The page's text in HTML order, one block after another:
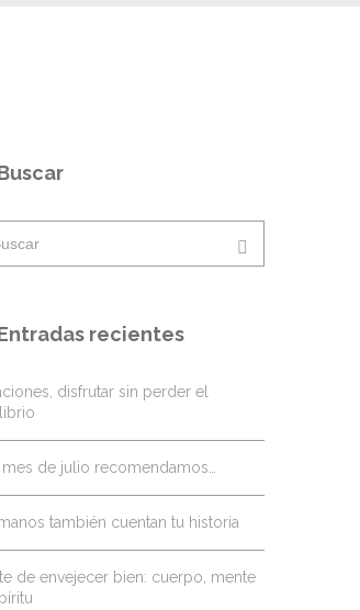
recientes
disfrutar sin perder el
mes de julio recomendamos…
manos también cuentan tu historia
de envejecer bien: cuerpo, mente